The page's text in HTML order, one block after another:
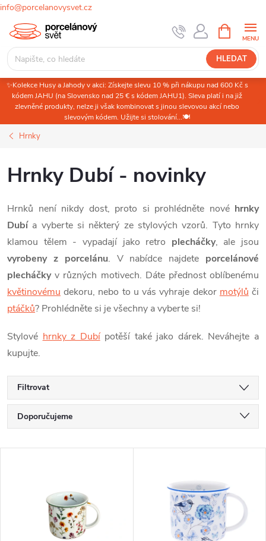
info@porcelanovysvet.cz
Přejít
obsah
HLEDAT
NÁKUPNÍ
KOŠÍK
✨Kolekce Husy a Jahody v akci: Získejte slevu 10 % při nákupu nad 600 Kč s
kódem JAHU (na Slovensko nad 25 € s kódem JAHU1). Sleva platí i na již
zlevněné produkty, nelze ji však kombinovat s jinou slevovou akcí nebo
slevovým kódem. Užijte si stolování...🍽️
Hrnky
Hrnky Dubí - novinky
Hrnků není nikdy dost, proto si prohlédněte nové hrnky
Dubía vyberte si některý ze stylových vzorů. Tyto hrnky
klamou tělem - vypadají jako retro plecháčky, ale jsou
vyrobeny z porcelánu. V nabídce najdete porcelánové
plecháčkyv různých motivech. Dáte přednost oblíbenému
květinovému dekoru, nebo to u vás vyhraje dekor motýlů či
ptáčků? Prohlédněte si je všechny a vyberte si!
Stylové hrnky z Dubípotěší také jako dárek. Neváhejte a
kupujte.
Filtrovat
Ř
a
Doporučujeme
Abecedně